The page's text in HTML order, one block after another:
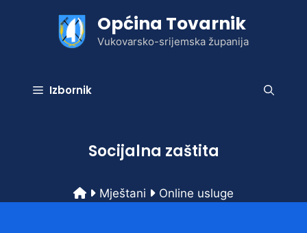
Općina Tovarnik
Vukovarsko-srijemska županija
Izbornik
Socijalna zaštita
Mještani Online usluge